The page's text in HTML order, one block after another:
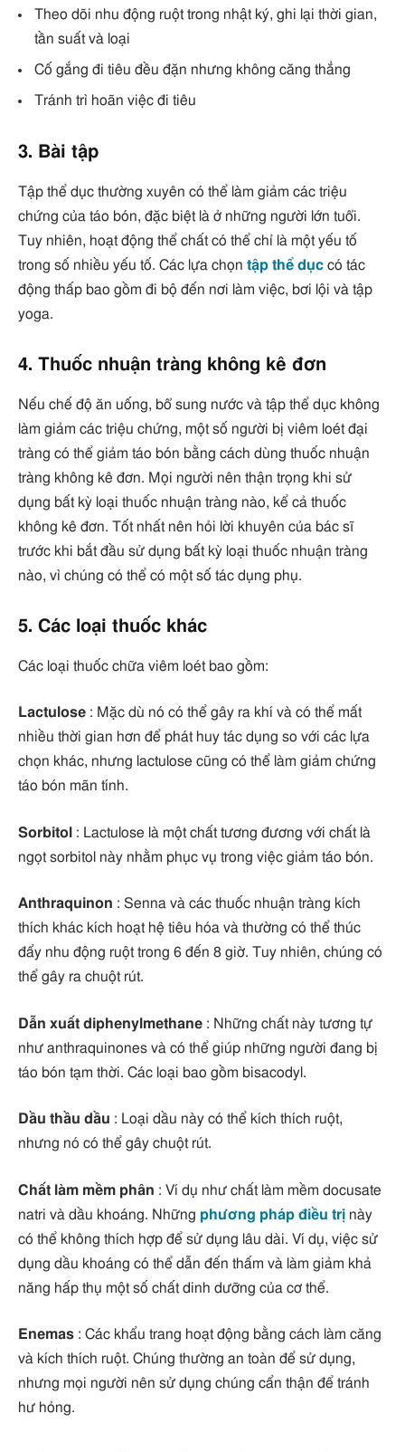
Theo dõi nhu động ruột trong nhật ký, ghi lại thời gian,
tần suất và loại
Cố gắng đi tiêu đều đặn nhưng không căng thẳng
Tránh trì hoãn việc đi tiêu
3. Bài tập
Tập thể dục thường xuyên có thể làm giảm các triệu
chứng của táo bón, đặc biệt là ở những người lớn tuổi.
Tuy nhiên, hoạt động thể chất có thể chỉ là một yếu tố
trong số nhiều yếu tố. Các lựa chọn tập thể dục có tác
động thấp bao gồm đi bộ đến nơi làm việc, bơi lội và tập
yoga.
4. Thuốc nhuận tràng không kê đơn
Nếu chế độ ăn uống, bổ sung nước và tập thể dục không
làm giảm các triệu chứng, một số người bị viêm loét đại
tràng có thể giảm táo bón bằng cách dùng thuốc nhuận
tràng không kê đơn. Mọi người nên thận trọng khi sử
dụng bất kỳ loại thuốc nhuận tràng nào, kể cả thuốc
không kê đơn. Tốt nhất nên hỏi lời khuyên của bác sĩ
trước khi bắt đầu sử dụng bất kỳ loại thuốc nhuận tràng
nào, vì chúng có thể có một số tác dụng phụ.
5. Các loại thuốc khác
Các loại thuốc chữa viêm loét bao gồm:
Lactulose : Mặc dù nó có thể gây ra khí và có thể mất
nhiều thời gian hơn để phát huy tác dụng so với các lựa
chọn khác, nhưng lactulose cũng có thể làm giảm chứng
táo bón mãn tính.
Sorbitol : Lactulose là một chất tương đương với chất là
ngọt sorbitol này nhằm phục vụ trong việc giảm táo bón.
Anthraquinon : Senna và các thuốc nhuận tràng kích
thích khác kích hoạt hệ tiêu hóa và thường có thể thúc
đẩy nhu động ruột trong 6 đến 8 giờ. Tuy nhiên, chúng có
thể gây ra chuột rút.
Dẫn xuất diphenylmethane : Những chất này tương tự
như anthraquinones và có thể giúp những người đang bị
táo bón tạm thời. Các loại bao gồm bisacodyl.
Dầu thầu dầu : Loại dầu này có thể kích thích ruột,
nhưng nó có thể gây chuột rút.
Chất làm mềm phân : Ví dụ như chất làm mềm docusate
natri và dầu khoáng. Những phương pháp điều trị này
có thể không thích hợp để sử dụng lâu dài. Ví dụ, việc sử
dụng dầu khoáng có thể dẫn đến thấm và làm giảm khả
năng hấp thụ một số chất dinh dưỡng của cơ thể.
Enemas : Các khẩu trang hoạt động bằng cách làm căng
và kích thích ruột. Chúng thường an toàn để sử dụng,
nhưng mọi người nên sử dụng chúng cẩn thận để tránh
hư hỏng.